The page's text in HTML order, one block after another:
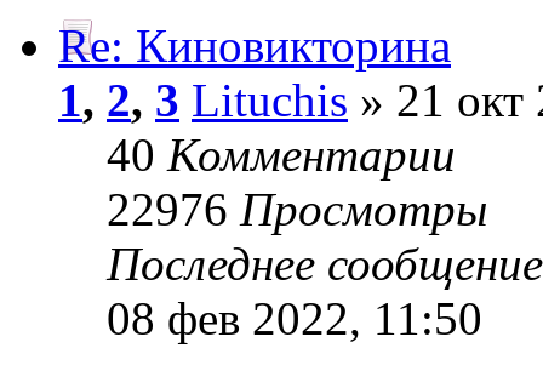
Re: Киновикторина
1, 2, 3 Lituchis » 21 окт
40 Комментарии
22976 Просмотры
Последнее
08 фев 2022, 11:50